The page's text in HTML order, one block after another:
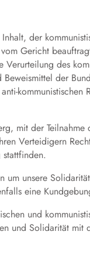
der
Gericht
des
der
kommunistischen
mit der Teilnahme
Verteidigern
stattfinden.
unsere
eine
und
und Solidarität mit